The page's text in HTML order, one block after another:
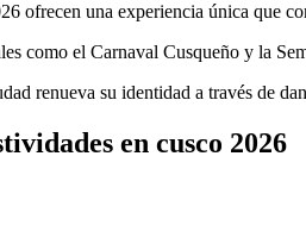
ofrecen una experiencia única que
como el Carnaval Cusqueño y la
renueva su identidad a través de
en cusco 2026